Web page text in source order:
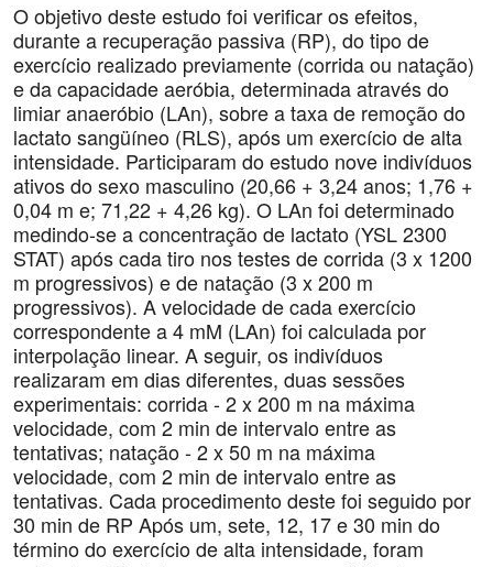
O objetivo deste estudo foi verificar os efeitos,
durante a recuperação passiva (RP), do tipo de
exercício realizado previamente (corrida ou natação)
e da capacidade aeróbia, determinada através do
limiar anaeróbio (LAn), sobre a taxa de remoção do
lactato sangüíneo (RLS), após um exercício de alta
intensidade. Participaram do estudo nove indivíduos
ativos do sexo masculino (20,66 + 3,24 anos; 1,76 +
0,04 m e; 71,22 + 4,26 kg). O LAn foi determinado
medindo-se a concentração de lactato (YSL 2300
STAT) após cada tiro nos testes de corrida (3 x 1200
m progressivos) e de natação (3 x 200 m
progressivos). A velocidade de cada exercício
correspondente a 4 mM (LAn) foi calculada por
interpolação linear. A seguir, os indivíduos
realizaram em dias diferentes, duas sessões
experimentais: corrida - 2 x 200 m na máxima
velocidade, com 2 min de intervalo entre as
tentativas; natação - 2 x 50 m na máxima
velocidade, com 2 min de intervalo entre as
tentativas. Cada procedimento deste foi seguido por
30 min de RP Após um, sete, 12, 17 e 30 min do
término do exercício de alta intensidade, foram